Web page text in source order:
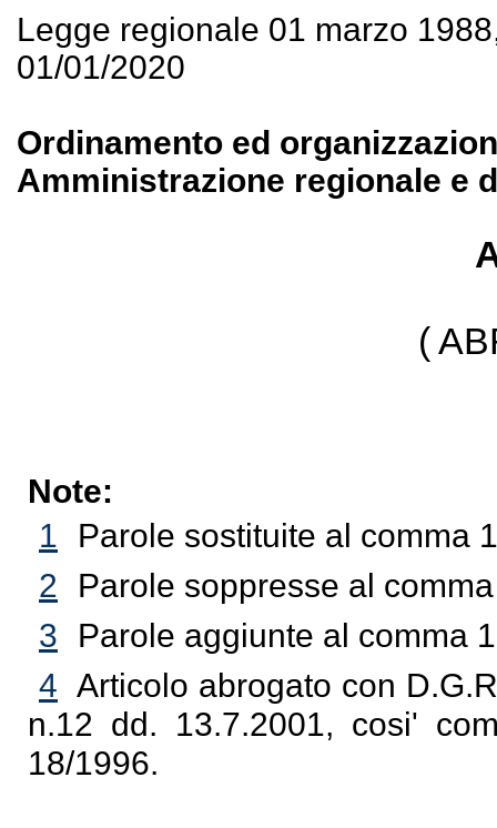
Legge regionale 01 marzo
01/01/2020
Ordinamento ed
Amministrazione regionale e
(
Note:
1
Parole sostituite al comma
2
Parole soppresse al
3
Parole aggiunte al comma
4 Articolo abrogato con
n.12 dd. 13.7.2001, cosi'
18/1996.